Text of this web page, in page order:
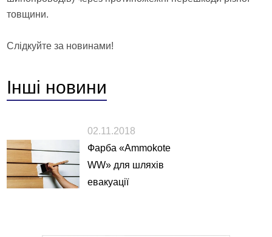
товщини.
Слідкуйте за новинами!
Інші новини
02.11.2018
Фарба «Ammokote
WW» для шляхів
евакуації